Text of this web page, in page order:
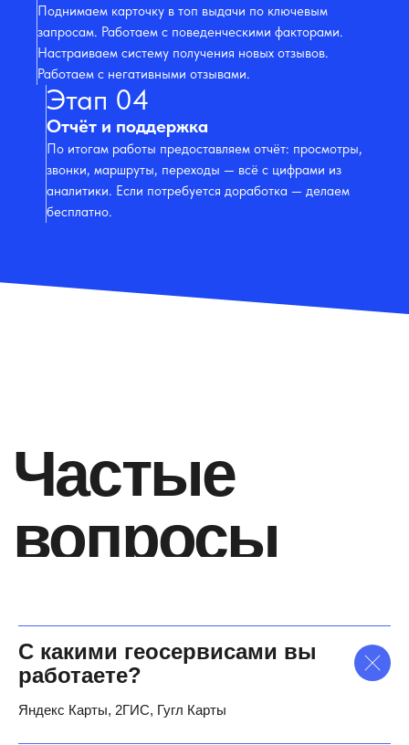
Поднимаем карточку в топ выдачи по ключевым
запросам. Работаем с поведенческими факторами.
Настраиваем систему получения новых отзывов.
Работаем с негативными отзывами.
Этап 04
Отчёт и поддержка
По итогам работы предоставляем отчёт: просмотры,
звонки, маршруты, переходы — всё с цифрами из
аналитики. Если потребуется доработка — делаем
бесплатно.
С какими геосервисами вы
работаете?
Яндекс Карты, 2ГИС, Гугл Карты